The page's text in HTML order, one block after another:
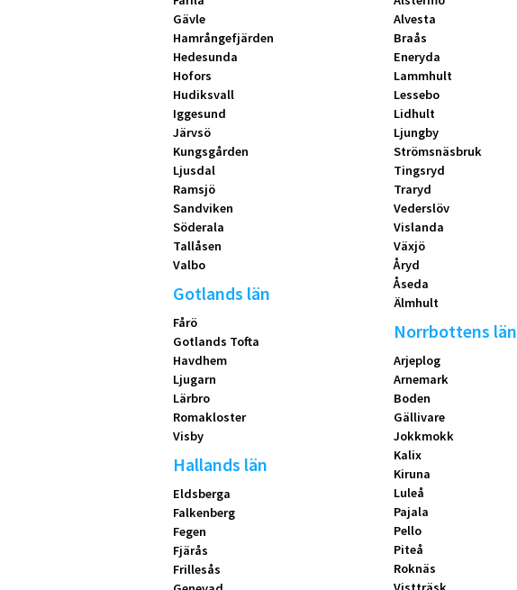
Gävle
Hamrångefjärden
Hedesunda
Hofors
Hudiksvall
Iggesund
Järvsö
Kungsgården
Ljusdal
Ramsjö
Sandviken
Söderala
Tallåsen
Valbo
Gotlands län
Fårö
Gotlands Tofta
Havdhem
Ljugarn
Lärbro
Romakloster
Visby
Hallands län
Eldsberga
Falkenberg
Fegen
Fjärås
Frillesås
Alvesta
Braås
Eneryda
Lammhult
Lessebo
Lidhult
Ljungby
Strömsnäsbruk
Tingsryd
Traryd
Vederslöv
Vislanda
Växjö
Åryd
Åseda
Älmhult
Norrbottens län
Arjeplog
Arnemark
Boden
Gällivare
Jokkmokk
Kalix
Kiruna
Luleå
Pajala
Pello
Piteå
Roknäs